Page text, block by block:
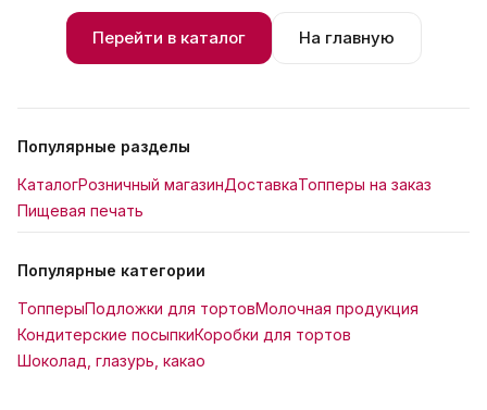
Перейти в каталог На главную
Популярные разделы
КаталогРозничный магазинДоставкаТопперы на заказ
Пищевая печать
Популярные категории
ТопперыПодложки для тортовМолочная продукция
Кондитерские посыпкиКоробки для тортов
Шоколад, глазурь, какао